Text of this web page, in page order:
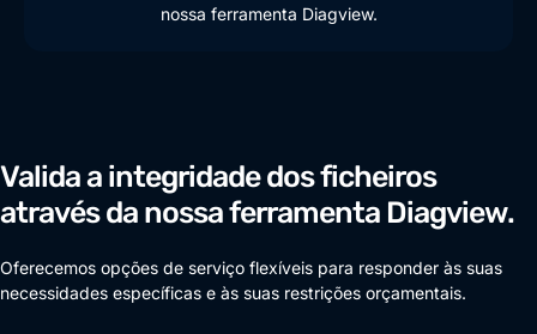
nossa ferramenta Diagview.
Valida a integridade dos ficheiros
através da nossa ferramenta Diagview.
Oferecemos opções de serviço flexíveis para responder às suas
necessidades específicas e às suas restrições orçamentais.